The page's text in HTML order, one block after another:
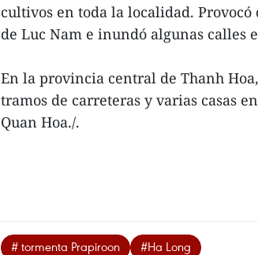
cultivos en toda la localidad.
de Luc Nam e inundó algunas calles
En la provincia central de Thanh
tramos de carreteras y varias casas
Quan Hoa./.
# tormenta Prapiroon #Ha Long